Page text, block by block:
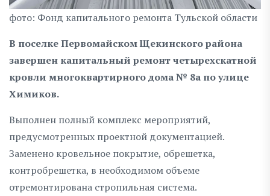
фото: Фонд капитального ремонта Тульской области
В поселке Первомайском Щекинского района
завершен капитальный ремонт четырехскатной
кровли многоквартирного дома № 8а по улице
Химиков.
Выполнен полный комплекс мероприятий,
предусмотренных проектной документацией.
Заменено кровельное покрытие, обрешетка,
контробрешетка, в необходимом объеме
отремонтирована стропильная система.